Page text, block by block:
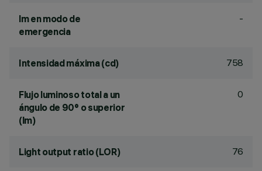
lm en modo de
emergencia
-
Intensidad máxima (cd) 758
Flujo luminoso total a un
ángulo de 90° o superior
(lm)
0
Light output ratio (LOR) 76